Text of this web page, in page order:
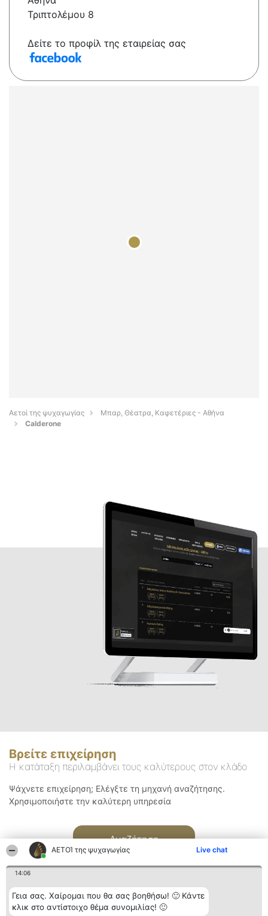
ΑΕΤΟΊ της ψυχαγωγίας Live chat
14:06
Γεια σας. Χαίρομαι που θα σας βοηθήσω! 🙂 Κάντε
κλικ στο αντίστοιχο θέμα συνομιλίας! 🙂
Τριπτολέμου 8
Δείτε το προφίλ της εταιρείας σας
Αετοί της ψυχαγωγίας
Μπαρ, Θέατρα, Καφετέριες - Αθήνα
Calderone
Βρείτε επιχείρηση
Η κατάταξη περιλαμβάνει τους καλύτερους στον κλάδο
Ψάχνετε επιχείρηση; Ελέγξτε τη μηχανή αναζήτησης.
Χρησιμοποιήστε την καλύτερη υπηρεσία
Αναζήτηση